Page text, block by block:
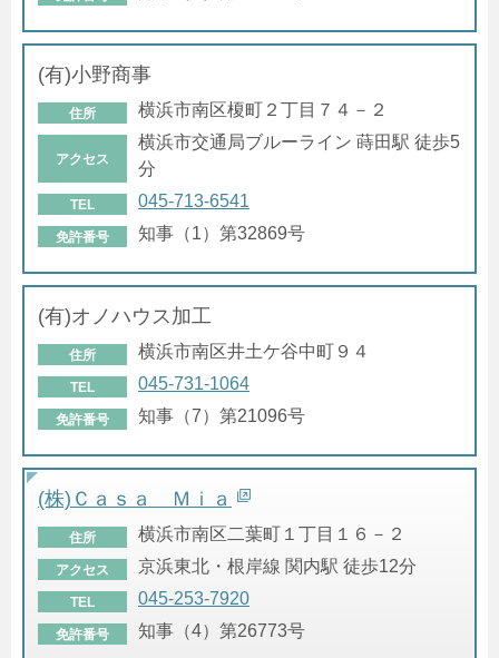
(有)小野商事
住所 横浜市南区榎町２丁目７４－２
アクセス
横浜市交通局ブルーライン 蒔田駅 徒歩5
分
TEL 045-713-6541
免許番号 知事（1）第32869号
(有)オノハウス加工
住所 横浜市南区井土ケ谷中町９４
TEL 045-731-1064
免許番号 知事（7）第21096号
(株)Ｃａｓａ Ｍｉａ
住所 横浜市南区二葉町１丁目１６－２
アクセス 京浜東北・根岸線 関内駅 徒歩12分
TEL 045-253-7920
免許番号 知事（4）第26773号